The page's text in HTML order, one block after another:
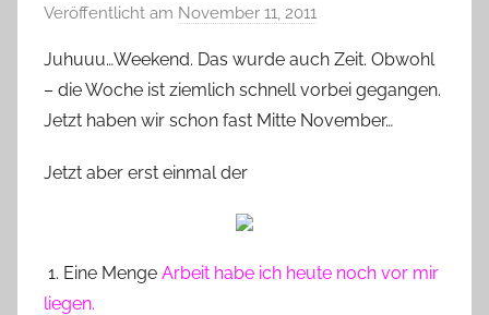
Produkttests
vieles
mehr
Veröffentlicht am November 11, 2011
n
Y
v
Juhuuu…Weekend. Das wurde auch Zeit. Obwohl
– die Woche ist ziemlich schnell vorbei gegangen.
Jetzt haben wir schon fast Mitte November…
Jetzt aber erst einmal der
1. Eine Menge Arbeit habe ich heute noch vor mir
liegen.